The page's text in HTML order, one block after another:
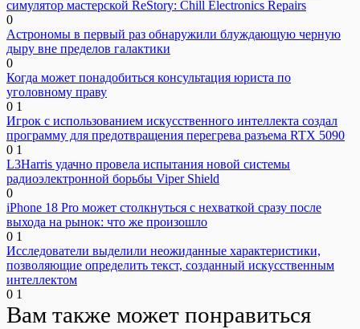
симулятор мастерской ReStory: Chill Electronics Repairs
0
Астрономы в первый раз обнаружили блуждающую черную
дыру вне пределов галактики
0
Когда может понадобиться консультация юриста по
уголовному праву
0 1
Игрок с использованием искусственного интеллекта создал
программу для предотвращения перегрева разъема RTX 5090
0 1
L3Harris удачно провела испытания новой системы
радиоэлектронной борьбы Viper Shield
0
iPhone 18 Pro может столкнуться с нехваткой сразу после
выхода на рынок: что же произошло
0 1
Исследователи выделили неожиданные характеристики,
позволяющие определить текст, созданный искусственным
интеллектом
0 1
Вам также может понравиться